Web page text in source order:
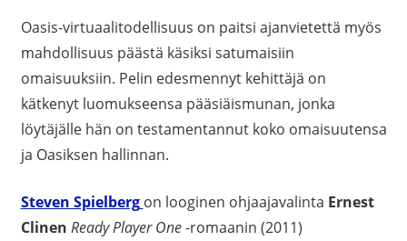
Oasis-virtuaalitodellisuus on paitsi ajanvietettä myös
mahdollisuus päästä käsiksi satumaisiin
omaisuuksiin. Pelin edesmennyt kehittäjä on
kätkenyt luomukseensa pääsiäismunan, jonka
löytäjälle hän on testamentannut koko omaisuutensa
ja Oasiksen hallinnan.
Steven Spielberg on looginen ohjaajavalinta Ernest
Clinen Ready Player One-romaanin (2011)